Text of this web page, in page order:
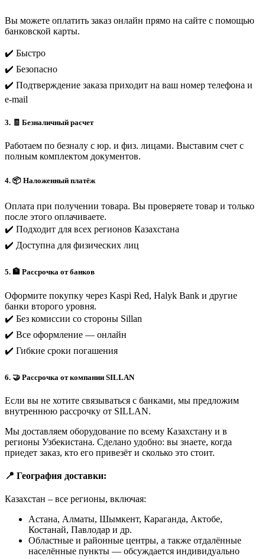
Вы можете оплатить заказ онлайн прямо на сайте с помощью
банковской карты.
✔️ Быстро
✔️ Безопасно
✔️ Подтверждение заказа приходит на ваш номер телефона и
e-mail
3. 🧾 Безналичный расчет
Работаем по безналу с юр. и физ. лицами. Выставим счет с
полным комплектом документов.
4. 📦 Наложенный платёж
Оплата при получении товара. Вы проверяете товар и только
после этого оплачиваете.
✔️ Подходит для всех регионов Казахстана
✔️ Доступна для физических лиц
5. 🏦 Рассрочка от банков
Оформите покупку через Kaspi Red, Halyk Bank и другие
банки второго уровня.
✔️ Без комиссии со стороны Sillan
✔️ Все оформление — онлайн
✔️ Гибкие сроки погашения
6. 🤝 Рассрочка от компании SILLAN
Если вы не хотите связываться с банками, мы предложим
внутреннюю рассрочку от SILLAN.
Мы доставляем оборудование по всему Казахстану и в
регионы Узбекистана. Сделано удобно: вы знаете, когда
приедет заказ, кто его привезёт и сколько это стоит.
📍 География доставки:
Казахстан – все регионы, включая:
Астана, Алматы, Шымкент, Караганда, Актобе,
Костанай, Павлодар и др.
Областные и районные центры, а также отдалённые
населённые пункты — обсуждается индивидуально